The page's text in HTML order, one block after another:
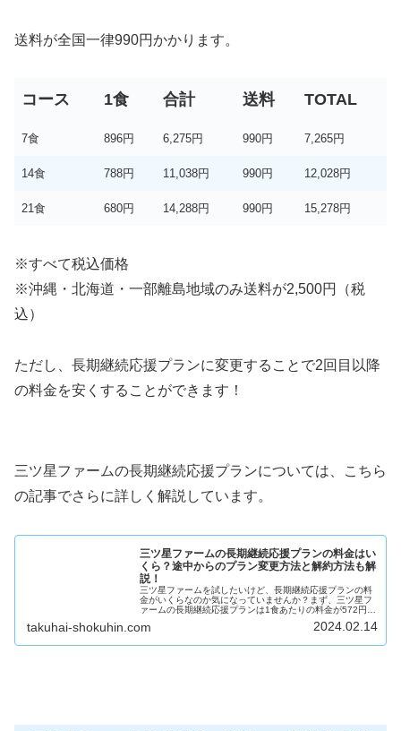
送料が全国一律990円かかります。
コース 1食 合計 送料 TOTAL
7食 896円 6,275円 990円 7,265円
14食 788円 11,038円 990円 12,028円
21食 680円 14,288円 990円 15,278円
※すべて税込価格
※沖縄・北海道・一部離島地域のみ送料が2,500円（税
込）
ただし、長期継続応援プランに変更することで2回目以降
の料金を安くすることができます！
三ツ星ファームの長期継続応援プランについては、こちら
の記事でさらに詳しく解説しています。
三ツ星ファームの長期継続応援プランの料金はい
くら？途中からのプラン変更方法と解約方法も解
説！
三ツ星ファームを試したいけど、長期継続応援プランの料
金がいくらなのか気になっていませんか？まず、三ツ星フ
ァームの長期継続応援プランは1食あたりの料金が572円～
ース14食21食14食21...
takuhai-shokuhin.com 2024.02.14